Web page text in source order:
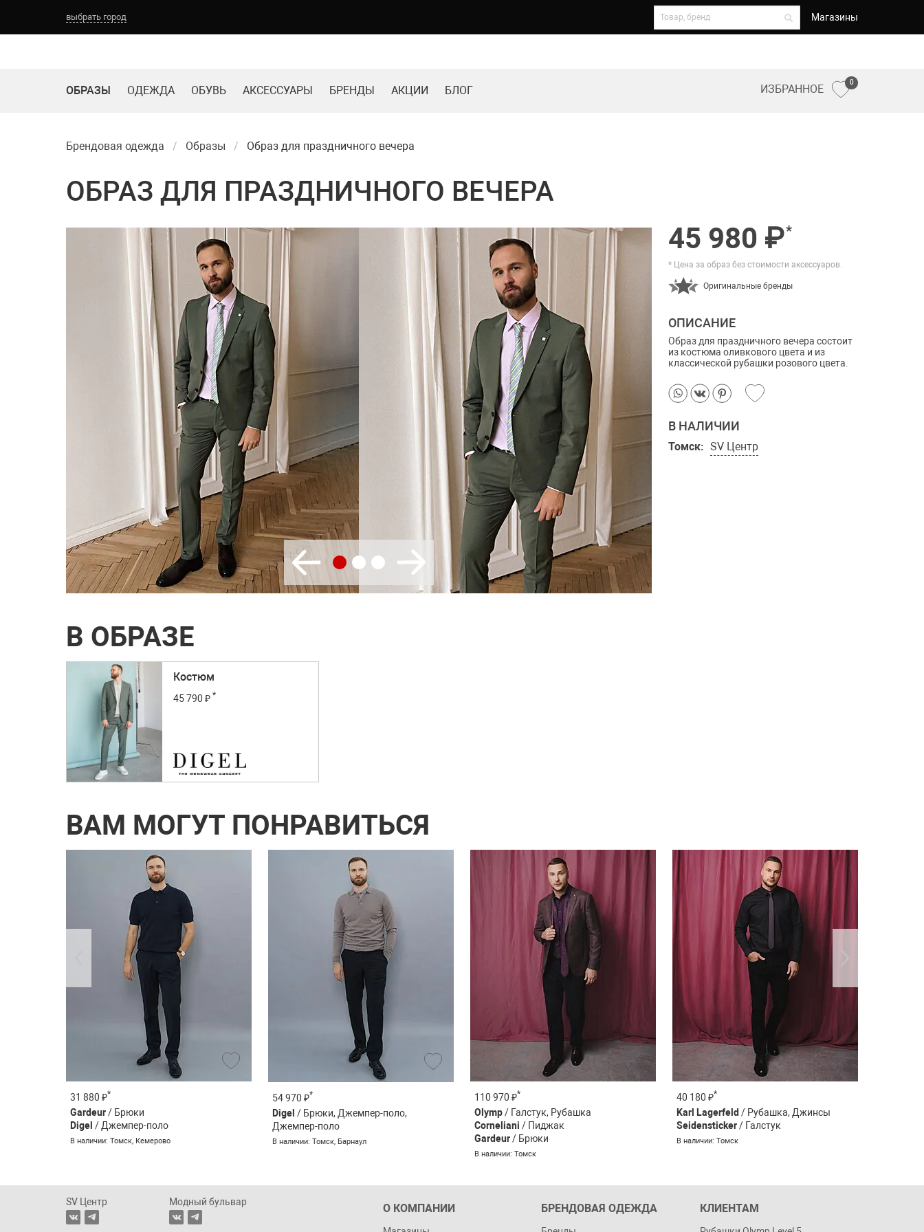
выбрать город Магазины
ОБРАЗЫ ОДЕЖДА ОБУВЬ АКСЕССУАРЫ БРЕНДЫ АКЦИИ БЛОГ ИЗБРАННОЕ
0
Брендовая одежда Образы Образ для праздничного вечера
ОБРАЗ ДЛЯ ПРАЗДНИЧНОГО ВЕЧЕРА
45 980 ₽*
* Цена за образ без стоимости аксессуаров.
Оригинальные бренды
ОПИСАНИЕ
Образ для праздничного вечера состоит
из костюма оливкового цвета и из
классической рубашки розового цвета.
В НАЛИЧИИ
Томск: SV Центр
В ОБРАЗЕ
Костюм
45 790 ₽ *
ВАМ МОГУТ ПОНРАВИТЬСЯ
31 880 ₽*
Gardeur/ Брюки
Digel / Джемпер-поло
В наличии: Томск, Кемерово
54 970 ₽*
Digel / Брюки, Джемпер-поло,
Джемпер-поло
В наличии: Томск, Барнаул
110 970 ₽*
Olymp/ Галстук, Рубашка
Corneliani / Пиджак
Gardeur/ Брюки
В наличии: Томск
40 180 ₽*
Karl Lagerfeld / Рубашка, Джинсы
Seidensticker/ Галстук
В наличии: Томск
О КОМПАНИИ БРЕНДОВАЯ ОДЕЖДА КЛИЕНТАМ
SV Центр Модный бульвар